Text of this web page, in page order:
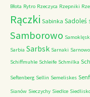
Błota Rytro Rzeczyca Rzepniki
Rączki Sabinka Sadoleś
Samborowo
Sarbia Sarbsk Sarnaki Sarnowo
Schiffmuhle Schleife Schmilka
Seftenberg Sellin Semeliskes
Sianów Sieczychy Siedlce